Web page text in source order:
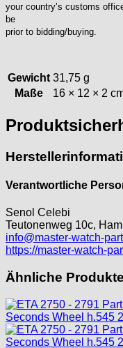
Kasper
KF Grana
Lanco
Lorsa
MST Roamer
Osco
PUW
RL „Ronda"
ST "Standard "
Unitas
your country’s customs
be
prior to bidding/buying.
Gewicht 31,75 g
Maße
16 × 12 × 2
Verantwortliche
Senol Celebi
Teutonenweg 10c,
info@master-watch-
https://master-watch-
Ähnliche Produkte